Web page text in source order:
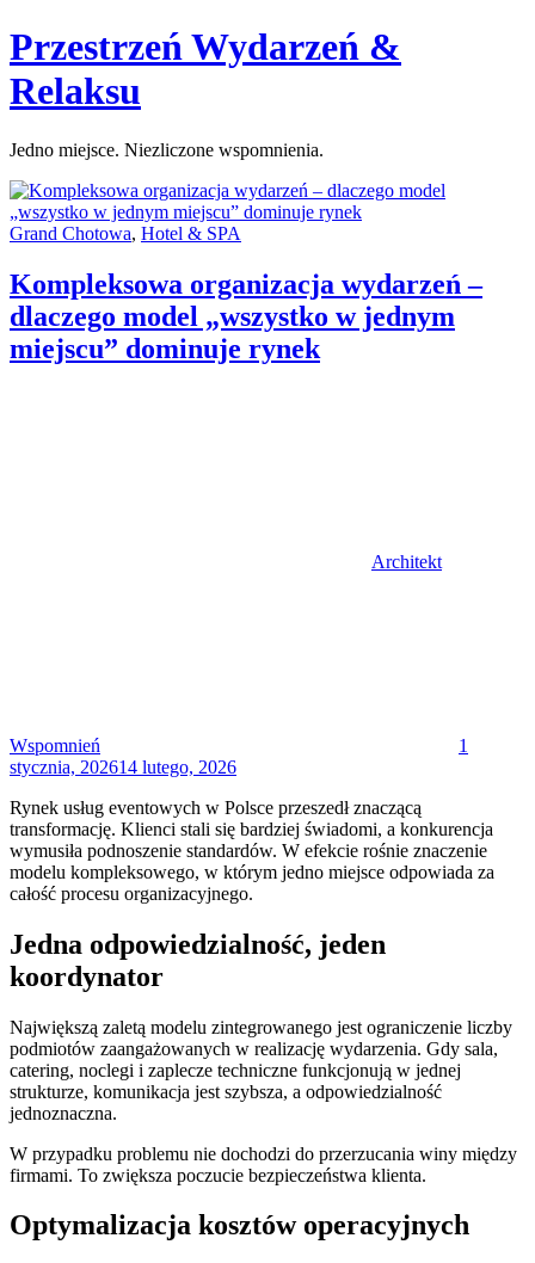
Skip
to
content
Przestrzeń Wydarzeń &
Relaksu
Jedno miejsce. Niezliczone wspomnienia.
Categories:
Grand Chotowa, Hotel & SPA
Kompleksowa organizacja wydarzeń –
dlaczego model „wszystko w jednym
miejscu” dominuje rynek
Architekt
Wspomnień
1
stycznia, 202614 lutego, 2026
Rynek usług eventowych w Polsce przeszedł znaczącą
transformację. Klienci stali się bardziej świadomi, a konkurencja
wymusiła podnoszenie standardów. W efekcie rośnie znaczenie
modelu kompleksowego, w którym jedno miejsce odpowiada za
całość procesu organizacyjnego.
Jedna odpowiedzialność, jeden
koordynator
Największą zaletą modelu zintegrowanego jest ograniczenie liczby
podmiotów zaangażowanych w realizację wydarzenia. Gdy sala,
catering, noclegi i zaplecze techniczne funkcjonują w jednej
strukturze, komunikacja jest szybsza, a odpowiedzialność
jednoznaczna.
W przypadku problemu nie dochodzi do przerzucania winy między
firmami. To zwiększa poczucie bezpieczeństwa klienta.
Optymalizacja kosztów operacyjnych